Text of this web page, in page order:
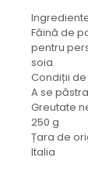
Făină de
pentru
soia.
Condiții
A se
Greutate
250 g
Țara de
Italia